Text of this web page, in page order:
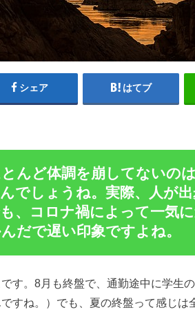
シェア はてブ
んど体調を崩してないの
でしょうね。実際、人が
、コロナ禍によって一気
だで遅い印象ですよね。
す。8月も終盤で、通勤途中に学生
すね。）でも、夏の終盤って感じ